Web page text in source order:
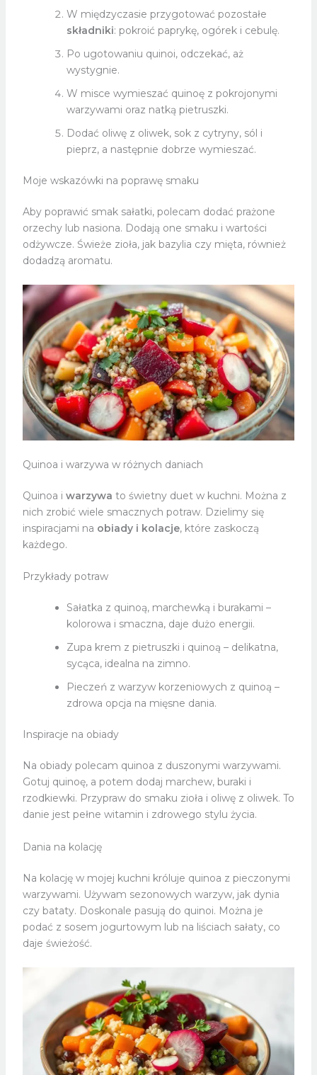
W międzyczasie przygotować pozostałe
składniki: pokroić paprykę, ogórek i cebulę.
Po ugotowaniu quinoi, odczekać, aż
wystygnie.
W misce wymieszać quinoę z pokrojonymi
warzywami oraz natką pietruszki.
Dodać oliwę z oliwek, sok z cytryny, sól i
pieprz, a następnie dobrze wymieszać.
Moje wskazówki na poprawę smaku
Aby poprawić smak sałatki, polecam dodać prażone
orzechy lub nasiona. Dodają one smaku i wartości
odżywcze. Świeże zioła, jak bazylia czy mięta, również
dodadzą aromatu.
Quinoa i warzywa w różnych daniach
Quinoa i warzywa to świetny duet w kuchni. Można z
nich zrobić wiele smacznych potraw. Dzielimy się
inspiracjami na obiady i kolacje, które zaskoczą
każdego.
Przykłady potraw
Sałatka z quinoą, marchewką i burakami –
kolorowa i smaczna, daje dużo energii.
Zupa krem z pietruszki i quinoą – delikatna,
sycąca, idealna na zimno.
Pieczeń z warzyw korzeniowych z quinoą –
zdrowa opcja na mięsne dania.
Inspiracje na obiady
Na obiady polecam quinoa z duszonymi warzywami.
Gotuj quinoę, a potem dodaj marchew, buraki i
rzodkiewki. Przypraw do smaku zioła i oliwę z oliwek. To
danie jest pełne witamin i zdrowego stylu życia.
Dania na kolację
Na kolację w mojej kuchni króluje quinoa z pieczonymi
warzywami. Używam sezonowych warzyw, jak dynia
czy bataty. Doskonale pasują do quinoi. Można je
podać z sosem jogurtowym lub na liściach sałaty, co
daje świeżość.